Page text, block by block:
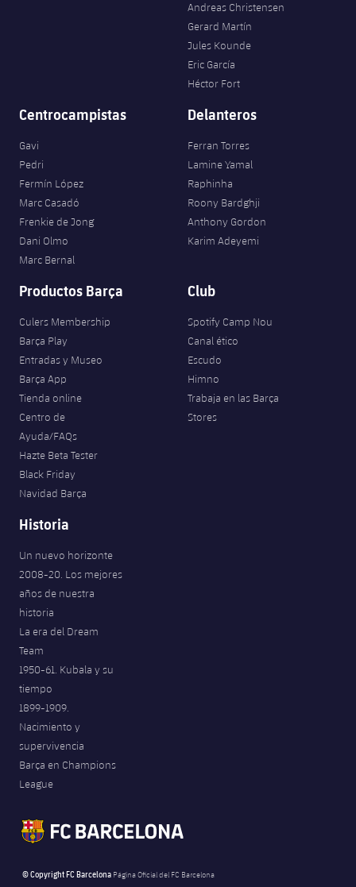
Andreas Christensen
Gerard Martín
Jules Kounde
Eric García
Héctor Fort
Centrocampistas
Gavi
Pedri
Fermín López
Marc Casadó
Frenkie de Jong
Dani Olmo
Marc Bernal
Delanteros
Ferran Torres
Lamine Yamal
Raphinha
Roony Bardghji
Anthony Gordon
Karim Adeyemi
Productos Barça
Culers Membership
Barça Play
Entradas y Museo
Barça App
Tienda online
Centro de
Ayuda/FAQs
Hazte Beta Tester
Black Friday
Navidad Barça
Club
Spotify Camp Nou
Canal ético
Escudo
Himno
Trabaja en las Barça
Stores
Historia
Un nuevo horizonte
2008-20. Los mejores
años de nuestra
historia
La era del Dream
Team
1950-61. Kubala y su
tiempo
1899-1909.
Nacimiento y
supervivencia
Barça en Champions
League
© Copyright FC Barcelona Página Oficial del FC Barcelona